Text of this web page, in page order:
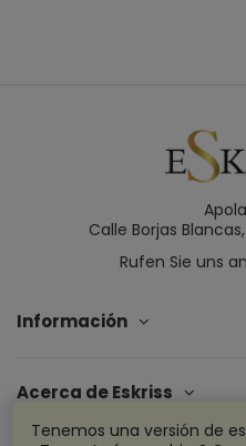
Calle Borjas
Rufen Sie uns
Información
Acerca de Eskriss
Tenemos una versión de